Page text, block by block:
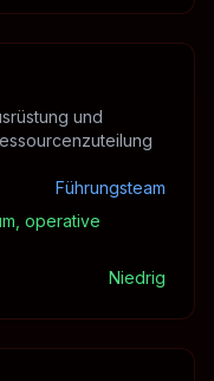
und
Führungsteam
operative
Niedrig